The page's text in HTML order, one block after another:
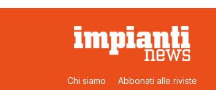
Chi siamo Abbonati alle riviste